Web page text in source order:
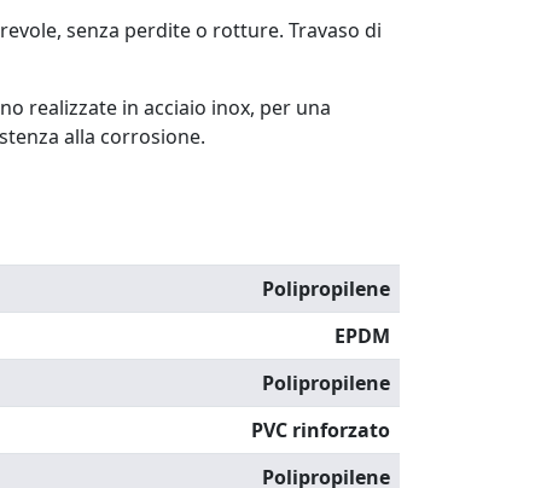
senza perdite o rotture. Travaso di
realizzate in acciaio inox, per una
alla corrosione.
Polipropilene
EPDM
Polipropilene
PVC rinforzato
Polipropilene